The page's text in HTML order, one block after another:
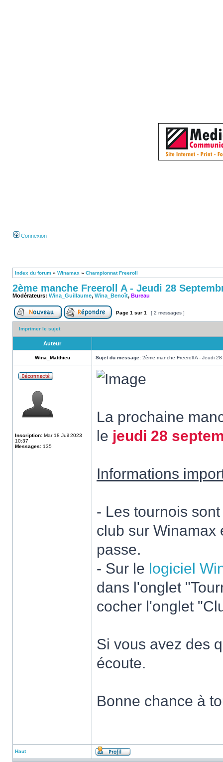
Connexion
Index du forum » Winamax » Championnat Freeroll
2ème manche Freeroll A - Jeudi 28
Modérateurs: Wina_Guillaume, Wina_Benoît, Bureau
Page 1 sur 1 [ 2 messages ]
Imprimer le sujet
Auteur
Wina_Matthieu Sujet du message: 2ème manche Freeroll A - Jeudi
Inscription: Mar 18 Juil 2023
10:37
Messages: 135
La prochaine
le jeudi 28
Informations
- Les tournois
club sur Winamax
passe.
- Sur le logiciel
dans l'onglet
cocher l'onglet
Si vous avez des
écoute.
Bonne chance à
Haut